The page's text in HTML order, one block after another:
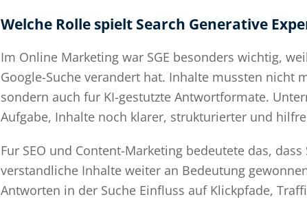
Welche Rolle spielt Search Generative
Im Online Marketing war SGE besonders wichtig,
Google-Suche verandert hat. Inhalte mussten nicht
sondern auch fur KI-gestutzte Antwortformate.
Aufgabe, Inhalte noch klarer, strukturierter und
Fur SEO und Content-Marketing bedeutete das,
verstandliche Inhalte weiter an Bedeutung
Antworten in der Suche Einfluss auf Klickpfade,